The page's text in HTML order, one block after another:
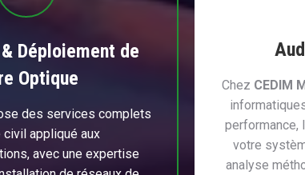
Déploiement de
Optique
des services complets
civil appliqué aux
avec une expertise
Chez CEDIM
performance,
votre
analyse